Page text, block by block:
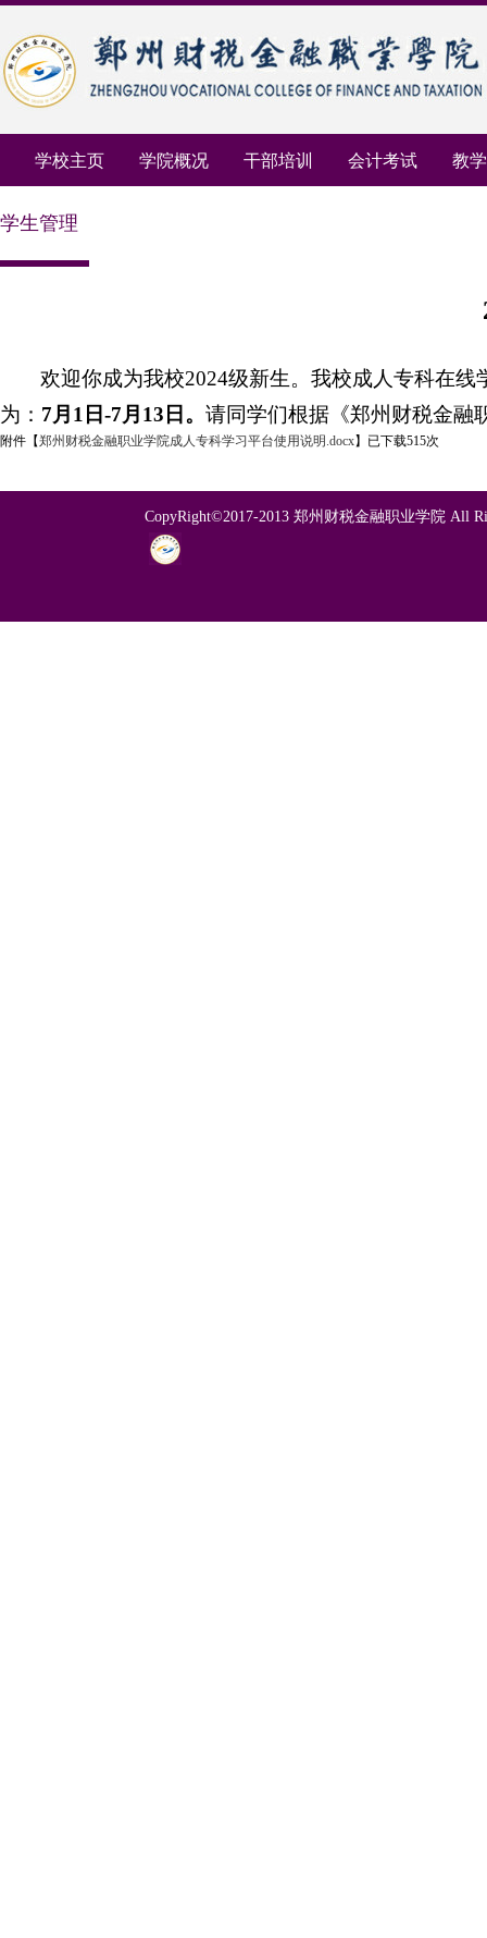
学校主页 学院概况 干部培训 会计考试 教
学生管理
欢迎你成为我校2024级新生。我校成人专科在
为： 7月1日-7月13日。 请同学们根据《郑州财税金融
附件【郑州财税金融职业学院成人专科学习平台使用说明.docx】 已下载515次
CopyRight©2017-2013 郑州财税金融职业学院 All